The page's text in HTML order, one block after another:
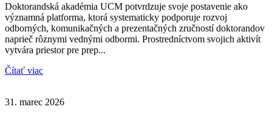
Doktorandská akadémia UCM potvrdzuje svoje postavenie ako
významná platforma, ktorá systematicky podporuje rozvoj
odborných, komunikačných a prezentačných zručností doktorandov
naprieč rôznymi vednými odbormi. Prostredníctvom svojich aktivít
vytvára priestor pre prep...
Čítať viac
31. marec 2026